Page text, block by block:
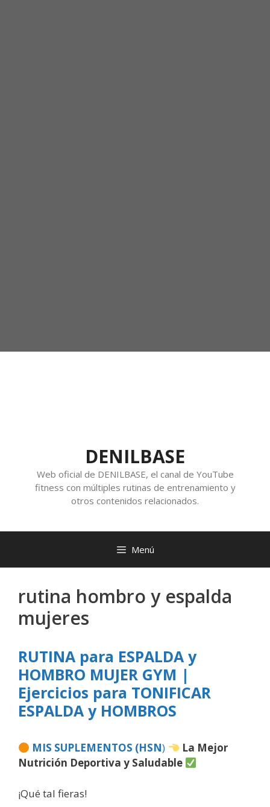
DENILBASE
Web oficial de DENILBASE, el canal de YouTube
fitness con múltiples rutinas de entrenamiento y
otros contenidos relacionados.
Menú
rutina hombro y espalda
mujeres
RUTINA para ESPALDA y
HOMBRO MUJER GYM |
Ejercicios para TONIFICAR
ESPALDA y HOMBROS
MIS SUPLEMENTOS (HSN)
La Mejor
Nutrición Deportiva y Saludable
¡Qué tal fieras!